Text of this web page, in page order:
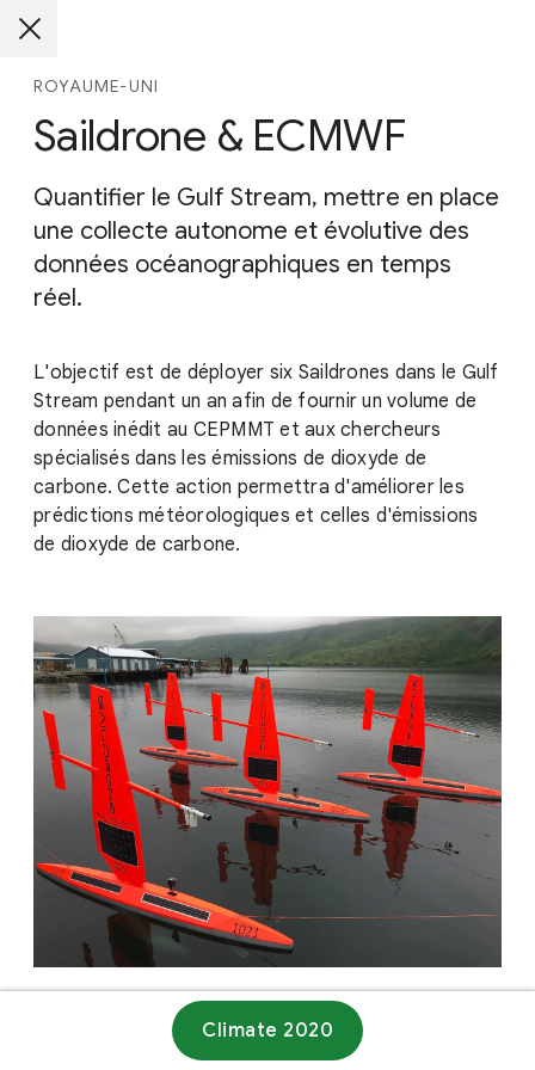
ROYAUME-UNI
Saildrone & ECMWF
Quantifier le Gulf Stream, mettre en place
une collecte autonome et évolutive des
données océanographiques en temps
réel.
L'objectif est de déployer six Saildrones dans le Gulf
Stream pendant un an afin de fournir un volume de
données inédit au CEPMMT et aux chercheurs
spécialisés dans les émissions de dioxyde de
carbone. Cette action permettra d'améliorer les
prédictions météorologiques et celles d'émissions
de dioxyde de carbone.
Climate 2020